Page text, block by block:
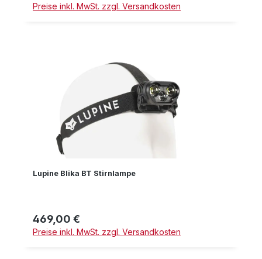
Preise inkl. MwSt. zzgl. Versandkosten
Lupine Blika BT Stirnlampe
Regulärer Preis:
469,00 €
Preise inkl. MwSt. zzgl. Versandkosten